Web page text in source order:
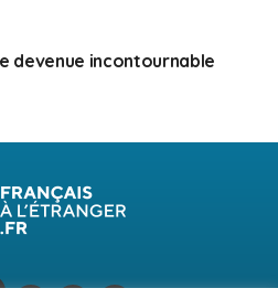
devenue incontournable